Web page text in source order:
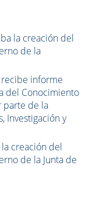
la creación del
de la
informe
del Conocimiento
parte de la
Investigación y
creación del
de la Junta de